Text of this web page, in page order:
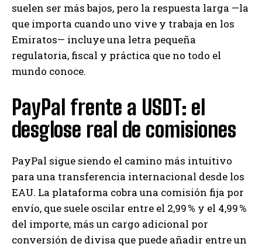
suelen ser más bajos, pero la respuesta larga —la
que importa cuando uno vive y trabaja en los
Emiratos— incluye una letra pequeña
regulatoria, fiscal y práctica que no todo el
mundo conoce.
PayPal frente a USDT: el
desglose real de comisiones
PayPal sigue siendo el camino más intuitivo
para una transferencia internacional desde los
EAU. La plataforma cobra una comisión fija por
envío, que suele oscilar entre el 2,99 % y el 4,99 %
del importe, más un cargo adicional por
conversión de divisa que puede añadir entre un